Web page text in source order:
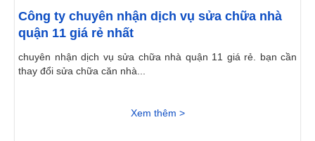
Công ty chuyên nhận dịch vụ sửa chữa nhà
quận 11 giá rẻ nhất
chuyên nhận dịch vụ sửa chữa nhà quận 11 giá rẻ. bạn cần
thay đổi sửa chữa căn nhà...
Xem thêm >